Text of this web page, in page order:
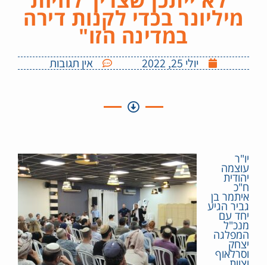
מיליונר בכדי לקנות דירה
במדינה הזו"
יולי 25, 2022 אין תגובות
יו"ר
עוצמה
יהודית
ח"כ
איתמר בן
גביר הגיע
יחד עם
מנכ"ל
המפלגה
יצחק
וסרלאוף